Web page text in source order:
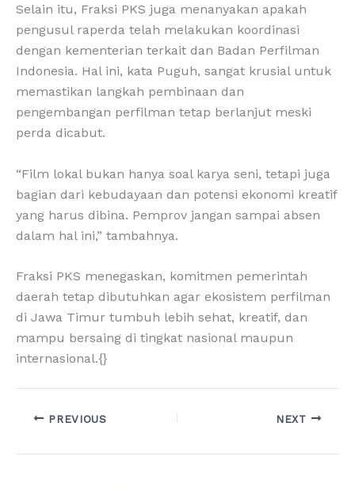
Selain itu, Fraksi PKS juga menanyakan apakah
pengusul raperda telah melakukan koordinasi
dengan kementerian terkait dan Badan Perfilman
Indonesia. Hal ini, kata Puguh, sangat krusial untuk
memastikan langkah pembinaan dan
pengembangan perfilman tetap berlanjut meski
perda dicabut.
“Film lokal bukan hanya soal karya seni, tetapi juga
bagian dari kebudayaan dan potensi ekonomi kreatif
yang harus dibina. Pemprov jangan sampai absen
dalam hal ini,” tambahnya.
Fraksi PKS menegaskan, komitmen pemerintah
daerah tetap dibutuhkan agar ekosistem perfilman
di Jawa Timur tumbuh lebih sehat, kreatif, dan
mampu bersaing di tingkat nasional maupun
internasional.{}
PREVIOUS NEXT